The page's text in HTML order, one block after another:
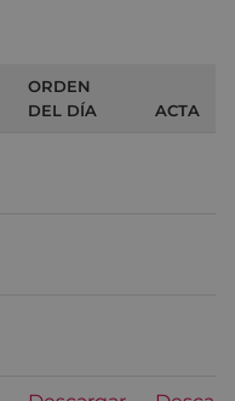
ORDEN
DEL DÍA
ACTA